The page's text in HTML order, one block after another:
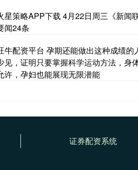
星策略APP下载 4月22日周三《新闻
闻24条
牛配资平台 孕期还能做出这种成绩的
见，证明只要掌握科学运动方法，身
许，孕妇也能展现无限潜能
证券配资系统